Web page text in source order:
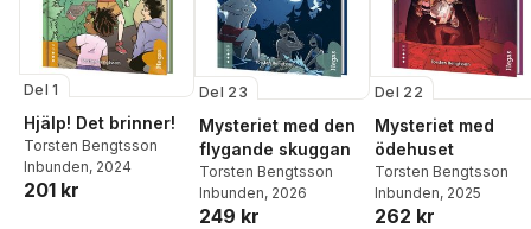
Del 1
Hjälp! Det brinner!
Torsten Bengtsson
Inbunden, 2024
201 kr
Del 23
Mysteriet med den
flygande skuggan
Torsten Bengtsson
Inbunden, 2026
249 kr
Del 22
Mysteriet med
ödehuset
Torsten Bengtsson
Inbunden, 2025
262 kr